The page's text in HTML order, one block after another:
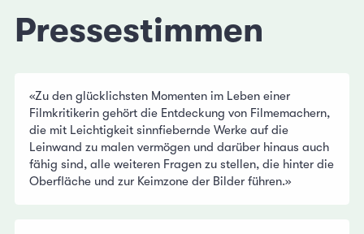
Pressestimmen
«Zu den glücklichsten Momenten im Leben einer
Filmkritikerin gehört die Entdeckung von Filmemachern,
die mit Leichtigkeit sinnfiebernde Werke auf die
Leinwand zu malen vermögen und darüber hinaus auch
fähig sind, alle weiteren Fragen zu stellen, die hinter die
Oberfläche und zur Keimzone der Bilder führen.»